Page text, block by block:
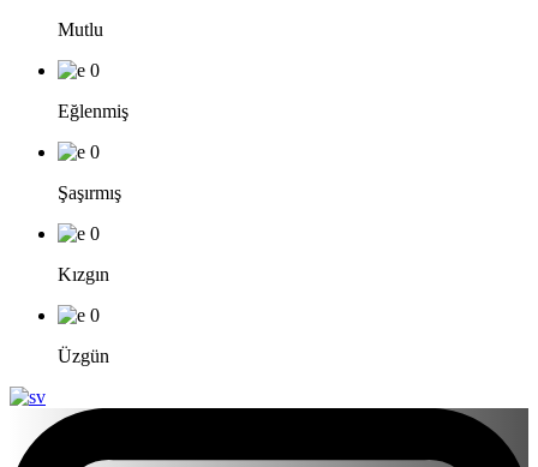
Mutlu
0
Eğlenmiş
0
Şaşırmış
0
Kızgın
0
Üzgün